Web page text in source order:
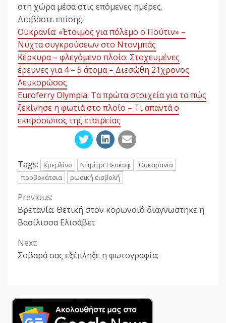
στη χώρα μέσα στις επόμενες ημέρες.
Διαβάστε επίσης:
Ουκρανία: «Έτοιμος για πόλεμο ο Πούτιν» –
Νύχτα συγκρούσεων στο Ντονμπάς
Κέρκυρα – φλεγόμενο πλοίο: Στοχευμένες
έρευνες για 4 – 5 άτομα – Διεσώθη 21χρονος
Λευκορώσος
Euroferry Olympia: Τα πρώτα στοιχεία για το πώς
ξεκίνησε η φωτιά στο πλοίο – Τι απαντά ο
εκπρόσωπος της εταιρείας
Tags: Κρεμλίνο Ντιμίτρι Πεσκοφ
Ουκαρανία
προβοκάτσια
ρωσική εισβολή
Continue
Reading
Previous:
Βρετανία: Θετική στον κορωνοϊό διαγνωστηκε η
Βασίλισσα Ελισάβετ
Next:
Σοβαρά σας εξέπληξε η φωτογραφία;